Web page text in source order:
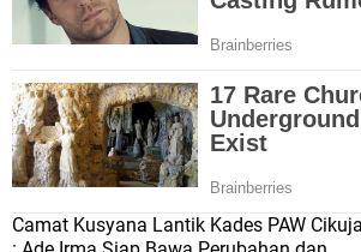
Camat Kusyana Lantik Kades PAW